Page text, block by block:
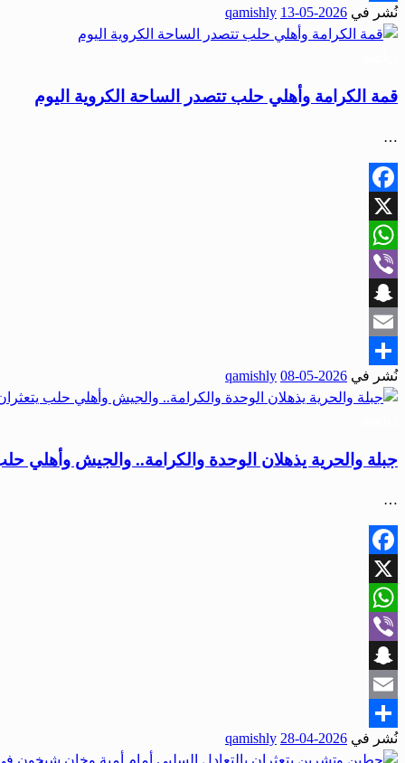
Share
نُشر في 2026-05-13
qamishly
قمة الكرامة وأهلي حلب تتصدر الساحة الكروية اليوم
…
Facebook
X
WhatsApp
Viber
Snapchat
Email
Share
نُشر في 2026-05-08
qamishly
جبلة والحرية يذهلان الوحدة والكرامة.. والجيش وأهلي
…
Facebook
X
WhatsApp
Viber
Snapchat
Email
Share
نُشر في 2026-04-28
qamishly